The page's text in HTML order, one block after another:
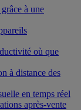
à une
où que
à distance des
en temps réel
après-vente